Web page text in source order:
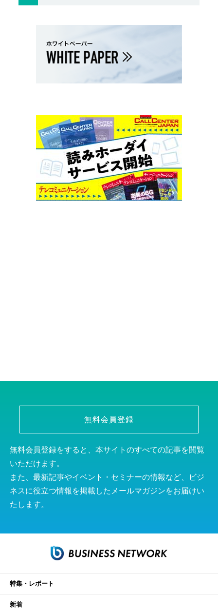
無料会員登録
無料会員登録をすると、本サイトのすべての記事を閲覧
いただけます。
また、最新記事やイベント・セミナーの情報など、ビジ
ネスに役立つ情報を掲載したメールマガジンをお届けい
たします。
特集・レポート
新着